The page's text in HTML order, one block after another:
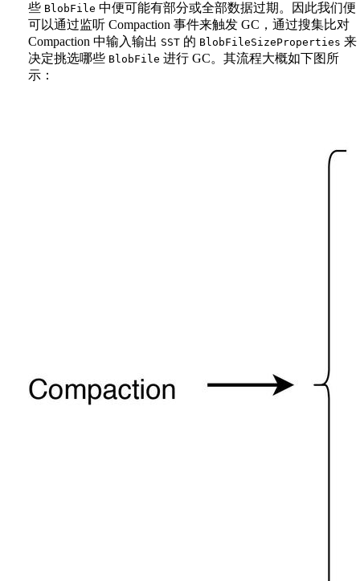
些 BlobFile 中便可能有部分或全部数据过期。因此我们便
可以通过监听 Compaction 事件来触发 GC，通过搜集比对
Compaction 中输入输出 SST 的 BlobFileSizeProperties 来
决定挑选哪些 BlobFile 进行 GC。其流程大概如下图所
示：